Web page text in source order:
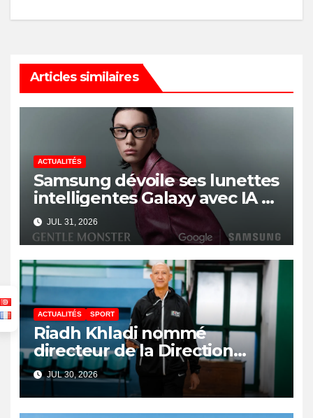
Articles similaires
ACTUALITÉS
Samsung dévoile ses lunettes
intelligentes Galaxy avec IA et
Gemini
JUL 31, 2026
ACTUALITÉS SPORT
Riadh Khladi nommé
directeur de la Direction
Nationale de l’Arbitrage
JUL 30, 2026